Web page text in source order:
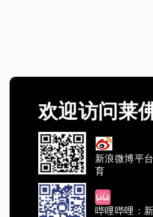
欢迎访问莱
新浪微博平
育
哔哩哔哩：